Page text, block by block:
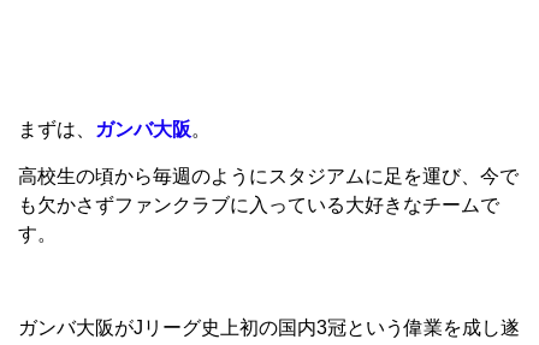
まずは、 ガンバ大阪。
高校生の頃から毎週のようにスタジアムに足を運び、今で
も欠かさずファンクラブに入っている大好きなチームで
す。
ガンバ大阪がJリーグ史上初の国内3冠という偉業を成し遂